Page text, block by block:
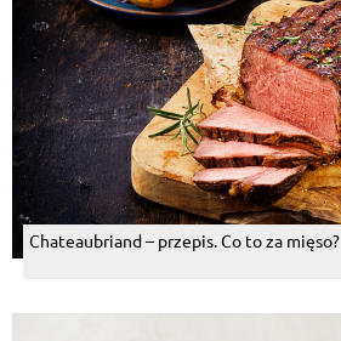
Chateaubriand – przepis. Co to za mięso?